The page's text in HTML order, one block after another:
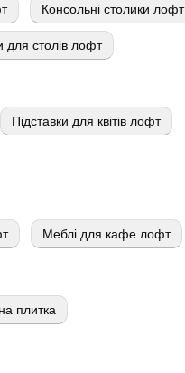
Консольні столики лофт
для столів лофт
Підставки для квітів лофт
Меблі для кафе лофт
плитка